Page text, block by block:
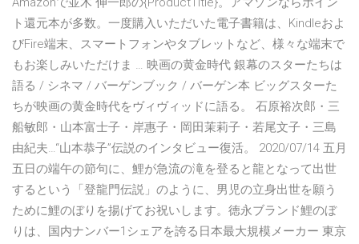
ト還元本が多数。一度購入いただいた電子書籍は、Kindleおよ
びFire端末、スマートフォンやタブレットなど、様々な端末で
もお楽しみいただけま … 映画の黄金時代 銀幕のスターたちは
語る / シネマ / バーゲンブック / バーゲン本 ビッグスターた
ちが映画の黄金時代をヴィヴィッドに語る。 石原裕次郎・三
船敏郎・山本富士子・岸惠子・岡田茉莉子・若尾文子・三島
由紀夫…“山本恭子”伝説のインタビュー復活。 2020/07/14 五月
五日の端午の節句に、鯉が急流の滝を登ると龍となって出世
するという「登龍門伝説」のように、男児の立身出世を願う
ために鯉のぼりを揚げてお祝いします。徳永ブランド鯉のぼ
りは、国内ナンバー1シェアを誇る日本最大規模メーカー 東京